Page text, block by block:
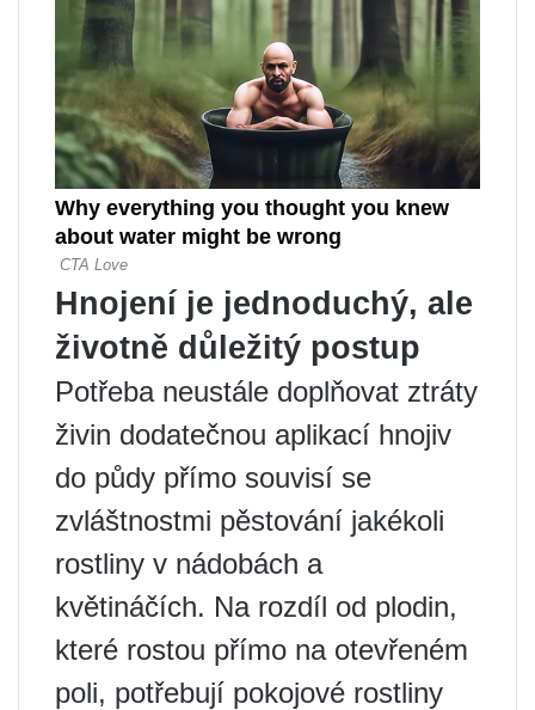
Hnojení je jednoduchý, ale
životně důležitý postup
Potřeba neustále doplňovat ztráty
živin dodatečnou aplikací hnojiv
do půdy přímo souvisí se
zvláštnostmi pěstování jakékoli
rostliny v nádobách a
květináčích. Na rozdíl od plodin,
které rostou přímo na otevřeném
poli, potřebují pokojové rostliny